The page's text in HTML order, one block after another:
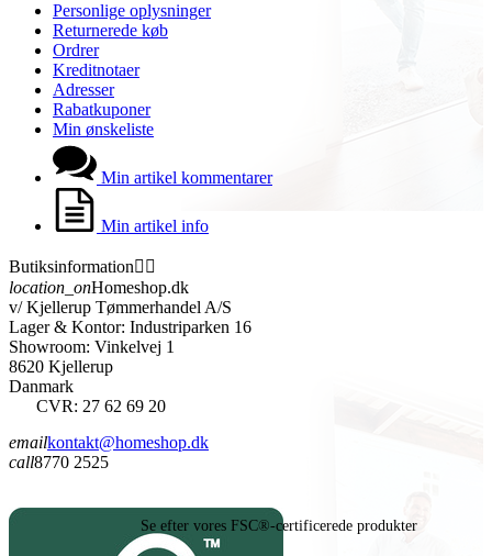
Personlige oplysninger
Returnerede køb
Ordrer
Kreditnotaer
Adresser
Rabatkuponer
Min ønskeliste
Min artikel kommentarer
Min artikel info
Butiksinformation 
location_onHomeshop.dk
v/ Kjellerup Tømmerhandel A/S
Lager & Kontor: Industriparken 16
Showroom: Vinkelvej 1
8620 Kjellerup
Danmark
CVR: 27 62 69 20
emailkontakt@homeshop.dk
call8770 2525
Se efter vores FSC®-certificerede produkter